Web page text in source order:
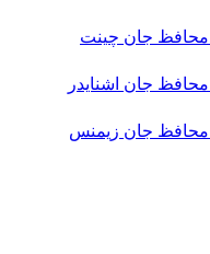
محافظ جان چینت
جان اشنایدر
محافظ جان زیمنس